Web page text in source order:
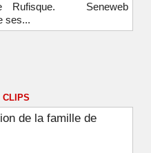
Rufisque. Seneweb
ses...
CLIPS
de la famille de